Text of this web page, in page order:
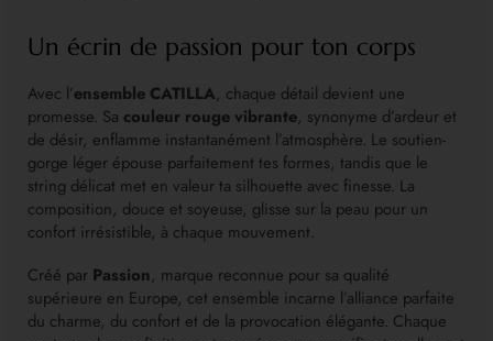
Un écrin de passion pour ton corps
Avec l’ensemble CATILLA, chaque détail devient une
promesse. Sa couleur rouge vibrante, synonyme d’ardeur et
de désir, enflamme instantanément l’atmosphère. Le soutien-
gorge léger épouse parfaitement tes formes, tandis que le
string délicat met en valeur ta silhouette avec finesse. La
composition, douce et soyeuse, glisse sur la peau pour un
confort irrésistible, à chaque mouvement.
Créé par Passion, marque reconnue pour sa qualité
supérieure en Europe, cet ensemble incarne l’alliance parfaite
du charme, du confort et de la provocation élégante. Chaque